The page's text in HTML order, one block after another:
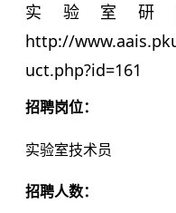
实验室研
http://
uct.php?id=161
招聘岗位：
实验室技术员
招聘人数：